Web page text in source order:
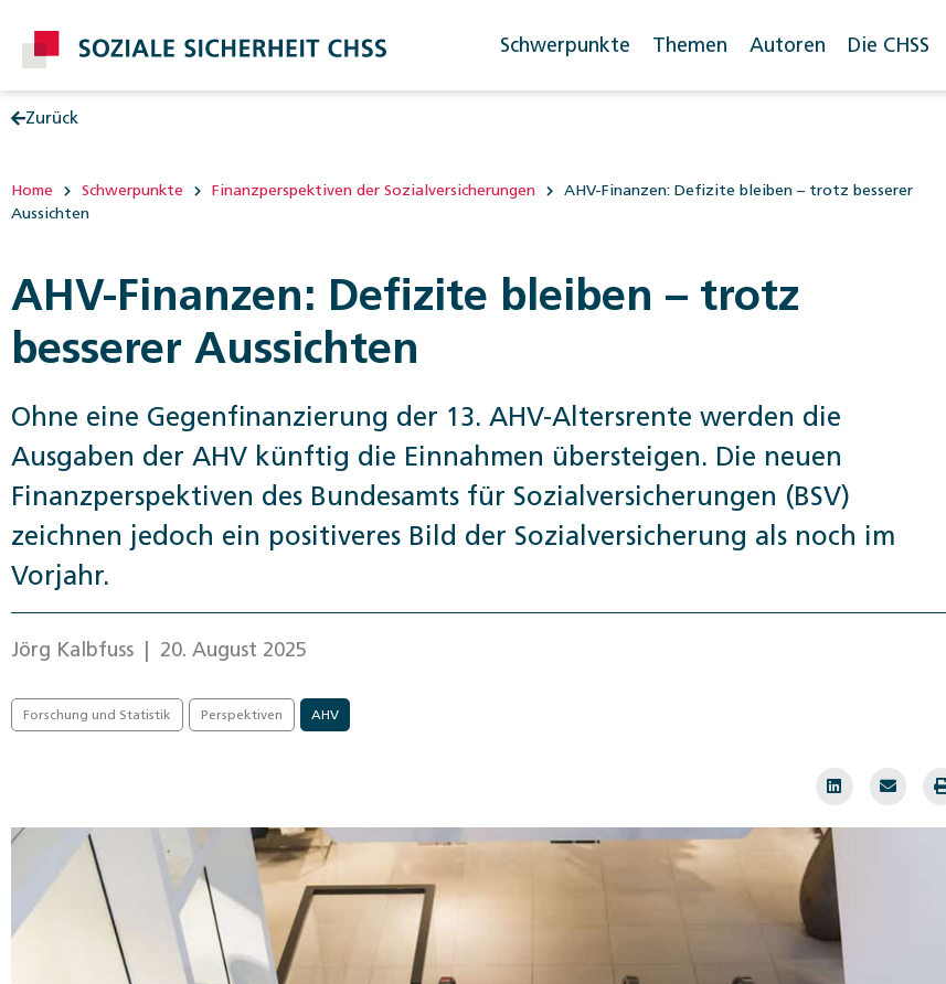
Schwerpunkte Themen Autoren Die CHSS
Zurück
Home Schwerpunkte Finanzperspektiven der Sozialversicherungen
AHV-Finanzen: Defizite bleiben – trotz besserer
Aussichten
AHV-Finanzen: Defizite bleiben – trotz
besserer Aussichten
Ohne eine Gegenfinanzierung der 13. AHV-Altersrente werden die
Ausgaben der AHV künftig die Einnahmen übersteigen. Die neuen
Finanzperspektiven des Bundesamts für Sozialversicherungen (BSV)
zeichnen jedoch ein positiveres Bild der Sozialversicherung als noch im
Vorjahr.
Jörg Kalbfuss | 20. August 2025
Forschung und Statistik Perspektiven AHV